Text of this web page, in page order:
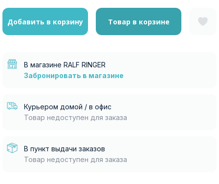
Добавить в корзину Товар в корзине
В магазине RALF RINGER
Забронировать в магазине
Курьером домой / в офис
Товар недоступен для заказа
В пункт выдачи заказов
Товар недоступен для заказа